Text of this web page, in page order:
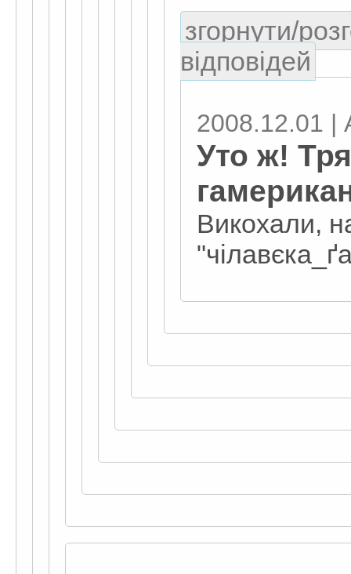
згорнути/
відповідей
2008.12.01 |
Уто ж!
Викохали,